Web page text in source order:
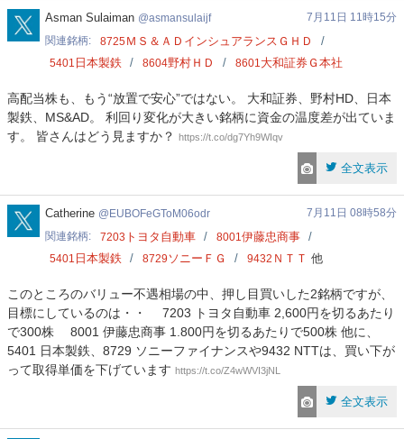
asmansulaijf
Asman Sulaiman asmansulaijf
7月11日 11時15分
関連銘柄
8725ＭＳ＆ＡＤインシュアランスＧＨＤ
5401 日本製鉄 8604野村ＨＤ 8601大和証券Ｇ本社
高配当株も、もう“放置で安心”ではない。 大和証券、野村HD、日本
製鉄、MS&AD。 利回り変化が大きい銘柄に資金の温度差が出ていま
す。 皆さんはどう見ますか？ https://t.co/dg7Yh9WIqv
全文表示
EUBOFeGToM06odr
Catherine EUBOFeGToM06odr
7月11日 08時58分
関連銘柄
7203 トヨタ自動車 8001伊藤忠商事
5401 日本製鉄 8729 ソニーＦＧ 9432 ＮＴＴ 他
このところのバリュー不遇相場の中、押し目買いした2銘柄ですが、
目標にしているのは・・ 7203 トヨタ自動車 2,600円を切るあたり
で300株 8001 伊藤忠商事 1.800円を切るあたりで500株 他に、
5401 日本製鉄、8729 ソニーファイナンスや9432 NTTは、買い下が
って取得単価を下げています https://t.co/Z4wWVI3jNL
全文表示